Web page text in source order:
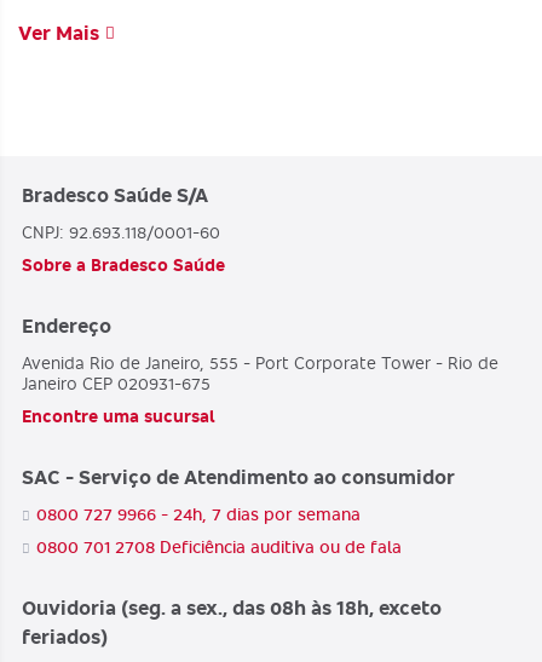
Ver Mais
Bradesco Saúde S/A
CNPJ: 92.693.118/0001-60
Sobre a Bradesco Saúde
Endereço
Avenida Rio de Janeiro, 555 - Port Corporate Tower - Rio de
Janeiro CEP 020931-675
Encontre uma sucursal
SAC - Serviço de Atendimento ao consumidor
0800 727 9966 - 24h, 7 dias por semana
0800 701 2708 Deficiência auditiva ou de fala
Ouvidoria (seg. a sex., das 08h às 18h, exceto
feriados)